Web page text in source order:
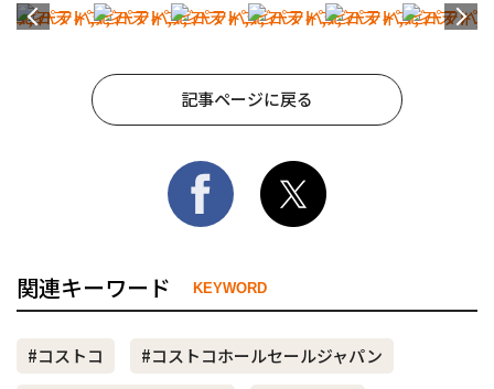
記事ページに戻る
関連キーワード KEYWORD
#コストコ
#コストコホールセールジャパン